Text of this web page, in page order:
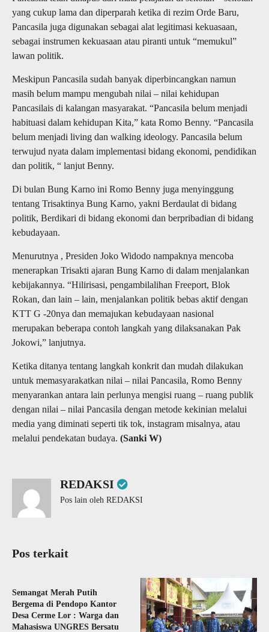
yang cukup lama dan diperparah ketika di rezim Orde Baru,
Pancasila juga digunakan sebagai alat legitimasi kekuasaan,
sebagai instrumen kekuasaan atau piranti untuk “memukul”
lawan politik.
Meskipun Pancasila sudah banyak diperbincangkan namun
masih belum mampu mengubah nilai – nilai kehidupan
Pancasilais di kalangan masyarakat. “Pancasila belum menjadi
habituasi dalam kehidupan Kita,” kata Romo Benny. “Pancasila
belum menjadi living dan walking ideology. Pancasila belum
terwujud nyata dalam implementasi bidang ekonomi, pendidikan
dan politik, “ lanjut Benny.
Di bulan Bung Karno ini Romo Benny juga menyinggung
tentang Trisaktinya Bung Karno, yakni Berdaulat di bidang
politik, Berdikari di bidang ekonomi dan berpribadian di bidang
kebudayaan.
Menurutnya , Presiden Joko Widodo nampaknya mencoba
menerapkan Trisakti ajaran Bung Karno di dalam menjalankan
kebijakannya. “Hilirisasi, pengambilalihan Freeport, Blok
Rokan, dan lain – lain, menjalankan politik bebas aktif dengan
KTT G -20nya dan memajukan kebudayaan nasional
merupakan beberapa contoh langkah yang dilaksanakan Pak
Jokowi,” lanjutnya.
Ketika ditanya tentang langkah konkrit dan mudah dilakukan
untuk memasyarakatkan nilai – nilai Pancasila, Romo Benny
menyarankan antara lain perlunya mengisi ruang – ruang publik
dengan nilai – nilai Pancasila dengan metode kekinian melalui
media yang diminati seperti tik tok, instagram misalnya, atau
melalui pendekatan budaya. (Sanki W)
REDAKSI
Pos lain oleh REDAKSI
Pos terkait
Semangat Merah Putih
Bergema di Pendopo Kantor
Desa Cerme Lor : Warga dan
Mahasiswa UNGRES Bersatu